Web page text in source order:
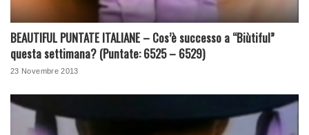
BEAUTIFUL PUNTATE ITALIANE – Cos’è successo a “Biùtiful”
questa settimana? (Puntate: 6525 – 6529)
23 Novembre 2013